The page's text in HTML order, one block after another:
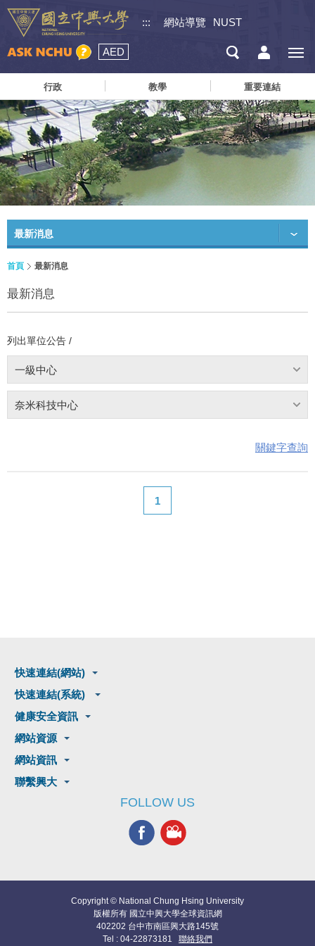
::: 網站導覽 NUST
AED
行政 教學 重要連結
最新消息
首頁 最新消息
最新消息
列出單位公告 /
一級中心
奈米科技中心
關鍵字查詢
1
快速連結(網站)
快速連結(系統)
健康安全資訊
網站資源
網站資訊
聯繫興大
FOLLOW US
Copyright © National Chung Hsing University
版權所有 國立中興大學全球資訊網
402202 台中市南區興大路145號
Tel : 04-22873181 聯絡我們